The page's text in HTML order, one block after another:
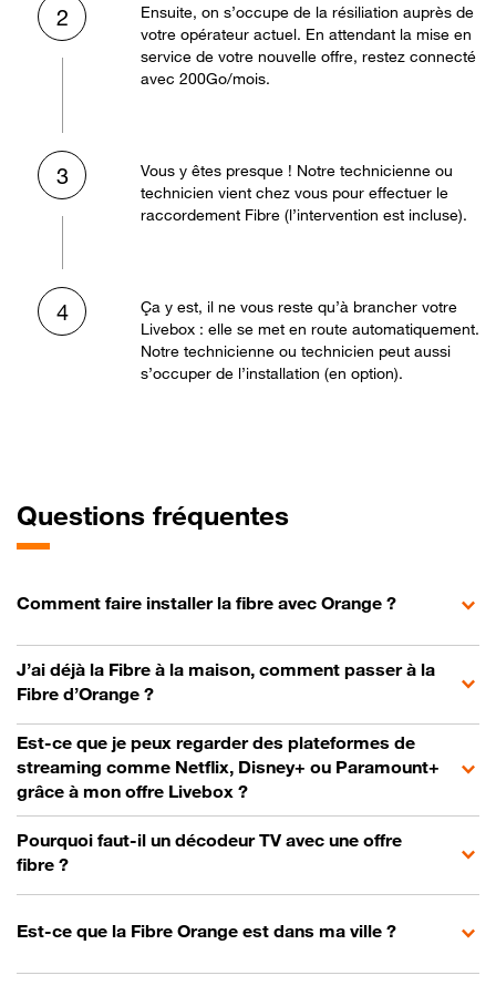
2
Ensuite, on s’occupe de la résiliation auprès de
votre opérateur actuel. En attendant la mise en
service de votre nouvelle offre, restez connecté
avec 200Go/mois.
3
Vous y êtes presque ! Notre technicienne ou
technicien vient chez vous pour effectuer le
raccordement Fibre (l’intervention est incluse).
4
Ça y est, il ne vous reste qu’à brancher votre
Livebox : elle se met en route automatiquement.
Notre technicienne ou technicien peut aussi
s’occuper de l’installation (en option).
Questions fréquentes
Comment faire installer la fibre avec Orange ?
J’ai déjà la Fibre à la maison, comment passer à la
Fibre d’Orange ?
Est-ce que je peux regarder des plateformes de
streaming comme Netflix, Disney+ ou Paramount+
grâce à mon offre Livebox ?
Pourquoi faut-il un décodeur TV avec une offre
fibre ?
Est-ce que la Fibre Orange est dans ma ville ?